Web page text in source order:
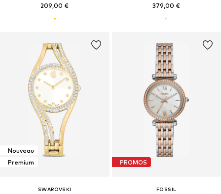
209,00 € 379,00 €
Nouveau
Premium
SWAROVSKI
PROMOS
FOSSIL